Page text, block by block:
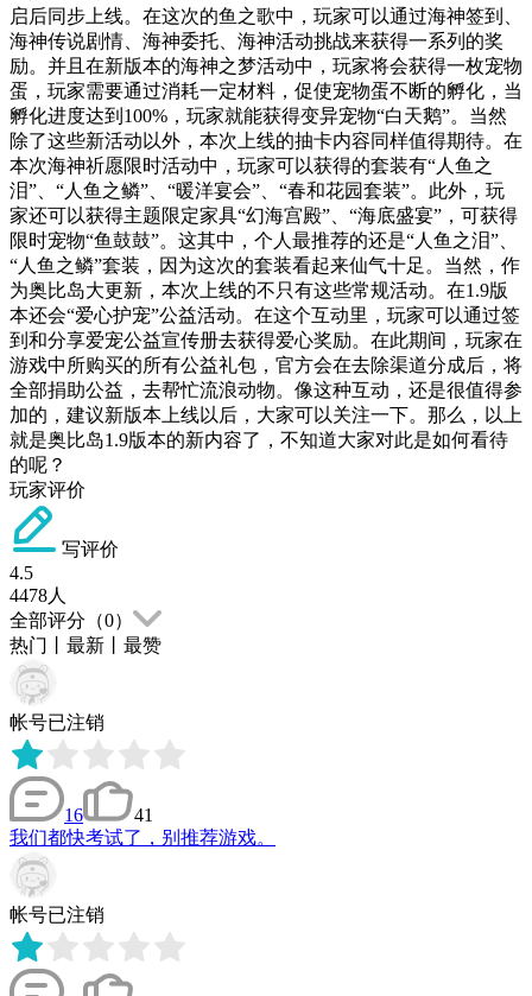
启后同步上线。在这次的鱼之歌中，玩家可以通过海神签到、
海神传说剧情、海神委托、海神活动挑战来获得一系列的奖
励。并且在新版本的海神之梦活动中，玩家将会获得一枚宠物
蛋，玩家需要通过消耗一定材料，促使宠物蛋不断的孵化，当
孵化进度达到100%，玩家就能获得变异宠物“白天鹅”。当然
除了这些新活动以外，本次上线的抽卡内容同样值得期待。在
本次海神祈愿限时活动中，玩家可以获得的套装有“人鱼之
泪”、“人鱼之鳞”、“暖洋宴会”、“春和花园套装”。此外，玩
家还可以获得主题限定家具“幻海宫殿”、“海底盛宴”，可获得
限时宠物“鱼鼓鼓”。这其中，个人最推荐的还是“人鱼之泪”、
“人鱼之鳞”套装，因为这次的套装看起来仙气十足。当然，作
为奥比岛大更新，本次上线的不只有这些常规活动。在1.9版
本还会“爱心护宠”公益活动。在这个互动里，玩家可以通过签
到和分享爱宠公益宣传册去获得爱心奖励。在此期间，玩家在
游戏中所购买的所有公益礼包，官方会在去除渠道分成后，将
全部捐助公益，去帮忙流浪动物。像这种互动，还是很值得参
加的，建议新版本上线以后，大家可以关注一下。那么，以上
就是奥比岛1.9版本的新内容了，不知道大家对此是如何看待
的呢？
玩家评价
写评价
4.5
4478人
全部评分（0）
热门
最新 最赞
帐号已注销
16
41
我们都快考试了，别推荐游戏。
帐号已注销